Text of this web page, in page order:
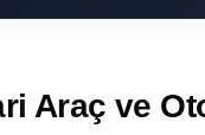
Araç ve